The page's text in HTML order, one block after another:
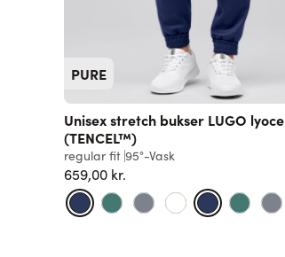
PURE
Unisex stretch bukser LUGO
(TENCEL™)
regular fit 95°-Vask
659,00 kr.